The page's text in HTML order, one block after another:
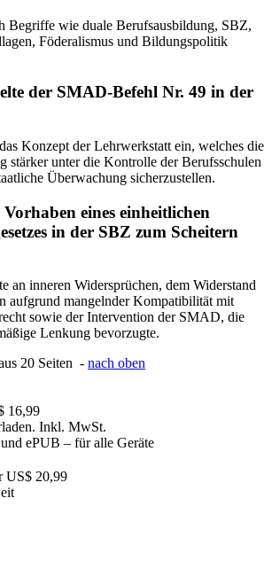
Begriffe wie duale Berufsausbildung, SBZ,
Föderalismus und Bildungspolitik
der SMAD-Befehl Nr. 49 in der
Konzept der Lehrwerkstatt ein, welches die
stärker unter die Kontrolle der Berufsschulen
Überwachung sicherzustellen.
eines einheitlichen
in der SBZ zum Scheitern
an inneren Widersprüchen, dem Widerstand
aufgrund mangelnder Kompatibilität mit
sowie der Intervention der SMAD, die
Lenkung bevorzugte.
20 Seiten - nach oben
16,99
Inkl. MwSt.
ePUB – für alle Geräte
US$ 20,99